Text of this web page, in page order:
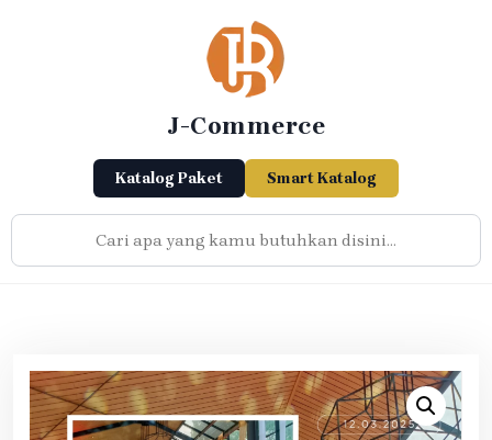
J-Commerce
Katalog Paket Smart Katalog